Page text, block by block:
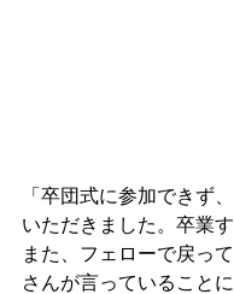
「卒団式に参加できず
いただきました。卒業す
また、フェローで戻っ
さんが言っていること